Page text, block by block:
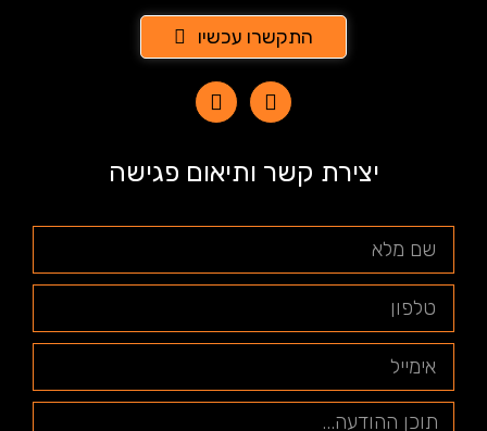
התקשרו עכשיו
יצירת קשר ותיאום פגישה